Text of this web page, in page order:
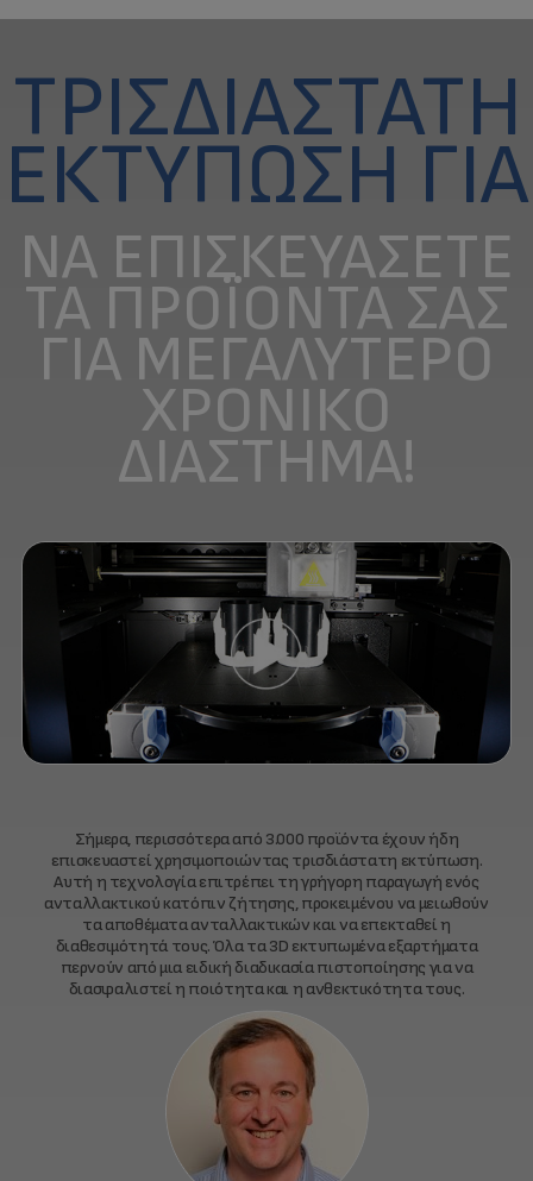
ΤΡΙΣΔΙΆΣΤΑΤΗ
ΕΚΤΎΠΩΣΗ ΓΙΑ
ΝΑ ΕΠΙΣΚΕΥΆΣΕΤΕ
ΤΑ ΠΡΟΪΌΝΤΑ ΣΑΣ
ΓΙΑ ΜΕΓΑΛΎΤΕΡΟ
ΧΡΟΝΙΚΌ
ΔΙΆΣΤΗΜΑ!
Σήμερα, περισσότερα από 3.000 προϊόντα έχουν ήδη
επισκευαστεί χρησιμοποιώντας τρισδιάστατη εκτύπωση.
Αυτή η τεχνολογία επιτρέπει τη γρήγορη παραγωγή ενός
ανταλλακτικού κατόπιν ζήτησης, προκειμένου να μειωθούν
τα αποθέματα ανταλλακτικών και να επεκταθεί η
διαθεσιμότητά τους. Όλα τα 3D εκτυπωμένα εξαρτήματα
περνούν από μια ειδική διαδικασία πιστοποίησης για να
διασφαλιστεί η ποιότητα και η ανθεκτικότητα τους.